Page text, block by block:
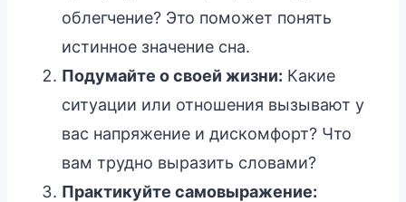
облегчение? Это поможет понять
истинное значение сна.
Подумайте о своей жизни: Какие
ситуации или отношения вызывают у
вас напряжение и дискомфорт? Что
вам трудно выразить словами?
Практикуйте самовыражение: